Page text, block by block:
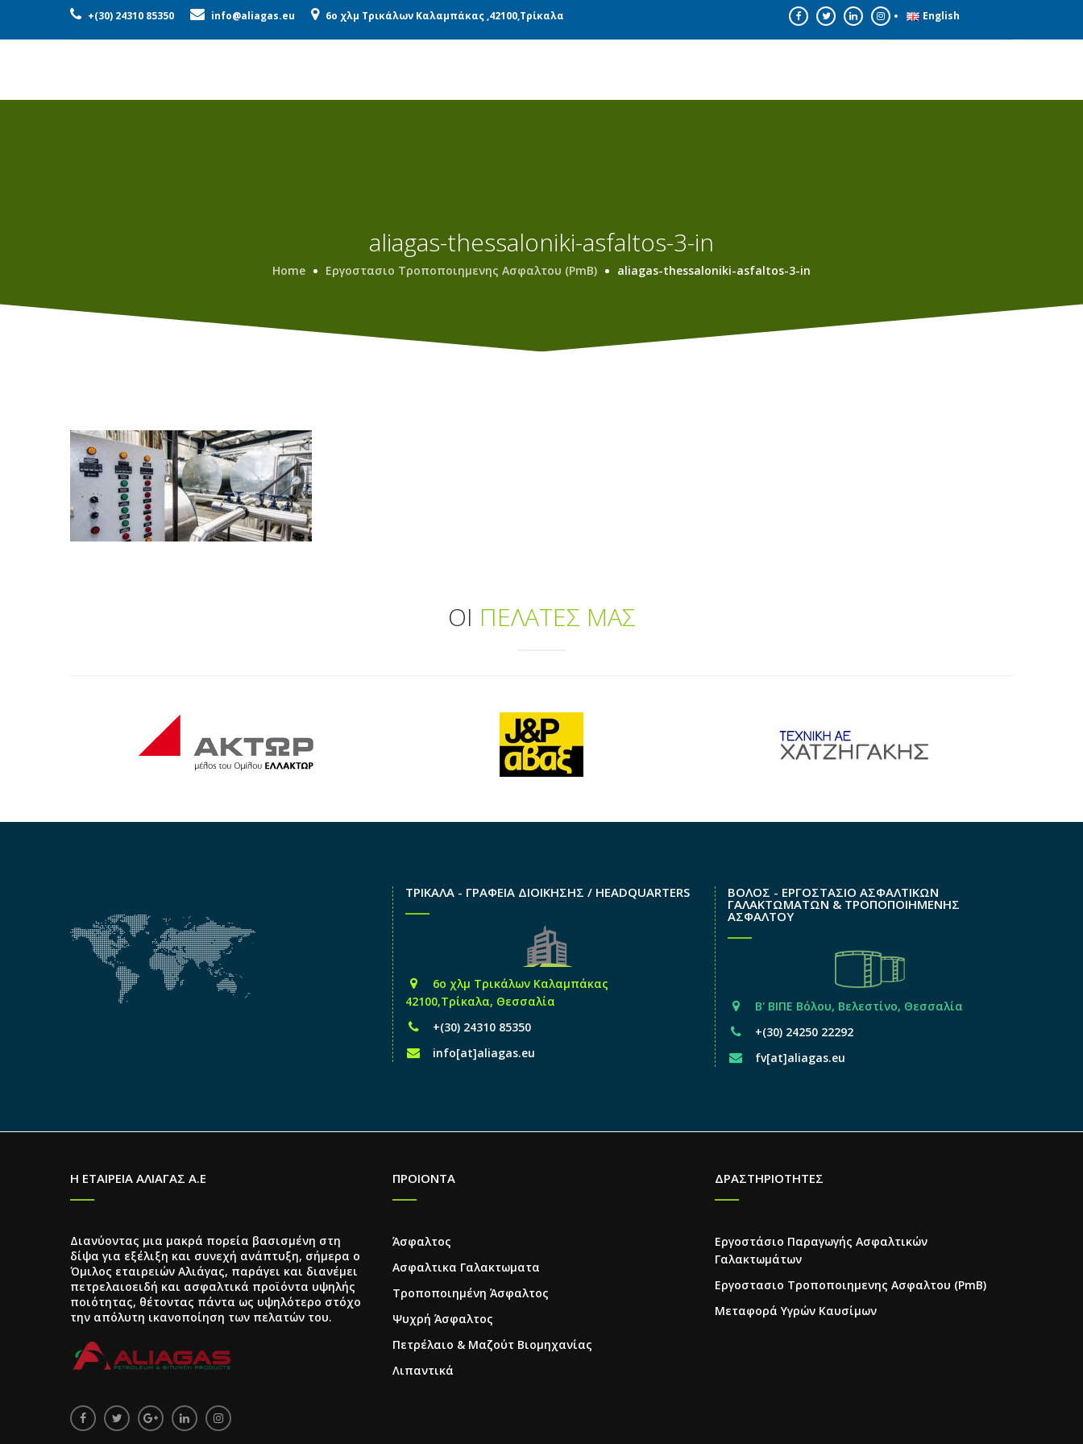
+(30) 24310 85350 info@aliagas.eu 6o χλμ Τρικάλων Καλαμπάκας ,42100,Τρίκαλα English
ΕΤΑΙΡΕΊΑ ΠΡΟΪΌΝΤΑ ΜΟΝΆΔΕΣ ΠΑΡΑΓΩΓΉΣ ΜΕΤΑΦΟΡΙΚΉ ΕΠΙΚΟΙΝΩΝΙΑ
aliagas-thessaloniki-asfaltos-3-in
Home Εργοστασιο Τροποποιημενης Ασφαλτου (PmB) aliagas-thessaloniki-asfaltos-3-in
ΟΙ ΠΕΛΑΤΕΣ ΜΑΣ
ΤΡΙΚΑΛΑ - ΓΡΑΦΕΙΑ ΔΙΟΙΚΗΣΗΣ / HEADQUARTERS
6o χλμ Τρικάλων Καλαμπάκας
42100,Τρίκαλα, Θεσσαλία
+(30) 24310 85350
info[at]aliagas.eu
ΒΟΛΟΣ - ΕΡΓΟΣΤΑΣΙΟ ΑΣΦΑΛΤΙΚΩΝ
ΓΑΛΑΚΤΩΜΑΤΩΝ & ΤΡΟΠΟΠΟΙΗΜΕΝΗΣ
ΑΣΦΑΛΤΟΥ
Β' ΒΙΠΕ Βόλου, Βελεστίνο, Θεσσαλία
+(30) 24250 22292
fv[at]aliagas.eu
Η ΕΤΑΙΡΕΙΑ ΑΛΙΑΓΑΣ Α.Ε
Διανύοντας μια μακρά πορεία βασισμένη στη
δίψα για εξέλιξη και συνεχή ανάπτυξη, σήμερα ο
Όμιλος εταιρειών Αλιάγας, παράγει και διανέμει
πετρελαιοειδή και ασφαλτικά προϊόντα υψηλής
ποιότητας, θέτοντας πάντα ως υψηλότερο στόχο
την απόλυτη ικανοποίηση των πελατών του.
ΠΡΟΙΟΝΤΑ
Άσφαλτος
Ασφαλτικα Γαλακτωματα
Τροποποιημένη Άσφαλτος
Ψυχρή Άσφαλτος
Πετρέλαιο & Μαζούτ Βιομηχανίας
Λιπαντικά
ΔΡΑΣΤΗΡΙΟΤΗΤΕΣ
Εργοστάσιο Παραγωγής Ασφαλτικών
Γαλακτωμάτων
Εργοστασιο Τροποποιημενης Ασφαλτου (PmB)
Μεταφορά Υγρών Καυσίμων